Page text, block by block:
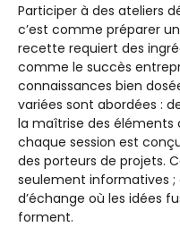
Participer à des ateliers
c’est comme préparer
recette requiert des
comme le succès
connaissances bien
variées sont abordées :
la maîtrise des éléments
chaque session est
des porteurs de projets.
seulement informatives
d’échange où les idées
forment.